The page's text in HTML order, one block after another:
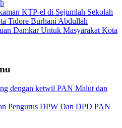
KTP-el di Sejumlah Sekolah
Damkar Untuk Masyarakat Kota
Pengurus DPW Dan DPD PAN